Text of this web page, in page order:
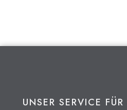
UNSER SERVICE FÜR